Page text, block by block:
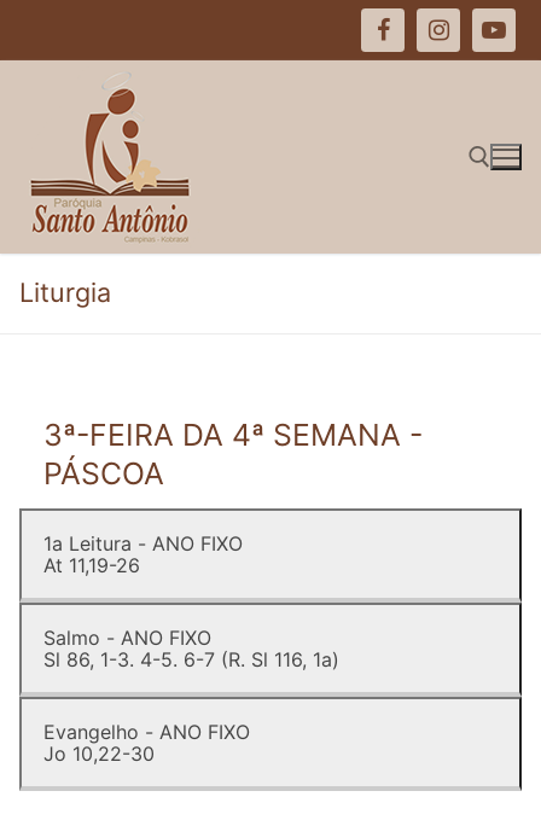
Pesquisar por:
Liturgia
3ª-FEIRA DA 4ª SEMANA -
PÁSCOA
1a Leitura - ANO FIXO
At 11,19-26
Salmo - ANO FIXO
Sl 86, 1-3. 4-5. 6-7 (R. Sl 116, 1a)
Evangelho - ANO FIXO
Jo 10,22-30